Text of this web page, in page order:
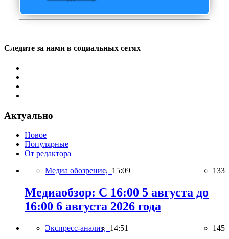
Следите за нами в социальных сетях
Актуально
Новое
Популярные
От редактора
Медиа обозрение, 15:09 133
Медиаобзор: С 16:00 5 августа до
16:00 6 августа 2026 года
Экспресс-анализ, 14:51 145